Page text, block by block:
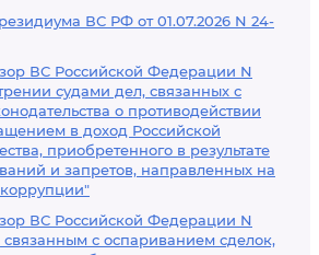
ВС РФ от 01.07.2026 N 24-
ВС Российской Федерации N
судами дел, связанных с
о противодействии
в доход Российской
приобретенного в результате
и запретов, направленных на
ВС Российской Федерации N
связанным с оспариванием сделок,